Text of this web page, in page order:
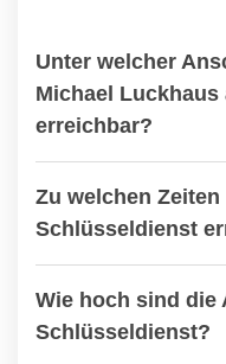
Unter welcher
Michael
erreichbar?
Zu welchen
Schlüsseldienst
Wie hoch sind die
Schlüsseldienst?